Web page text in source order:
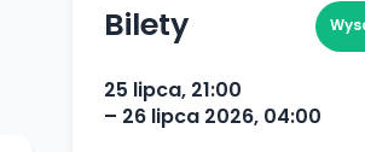
Bilety
25 lipca, 21:00
– 26 lipca 2026, 04:00